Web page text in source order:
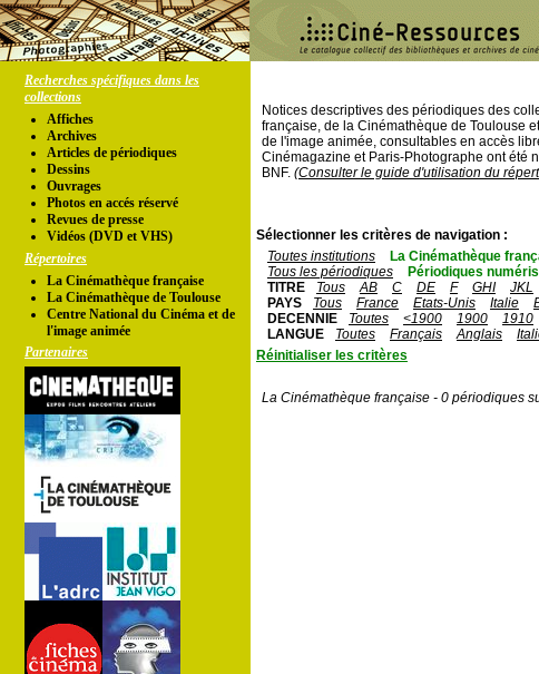
Recherches spécifiques dans les
collections
Affiches
Archives
Articles de périodiques
Dessins
Ouvrages
Photos en accés réservé
Revues de presse
Vidéos (DVD et VHS)
Répertoires
La Cinémathèque française
La Cinémathèque de Toulouse
Centre National du Cinéma et de
l'image animée
Partenaires
Notices descriptives des périodiques des
française, de la Cinémathèque de Toulouse
de l'image animée, consultables en accès
Cinémagazine et Paris-Photographe ont été
BNF. (Consulter le guide d'utilisation du
Sélectionner les critères de navigation :
Toutes institutions
La Cinémathèque
Tous les périodiques
Périodiques
TITRE
Tous AB C DE F GHI JKL
PAYS
Tous France Etats-Unis Italie
DECENNIE
Toutes <1900 1900 1910
LANGUE
Toutes Français Anglais
Réinitialiser les critères
La Cinémathèque française - 0 périodiques